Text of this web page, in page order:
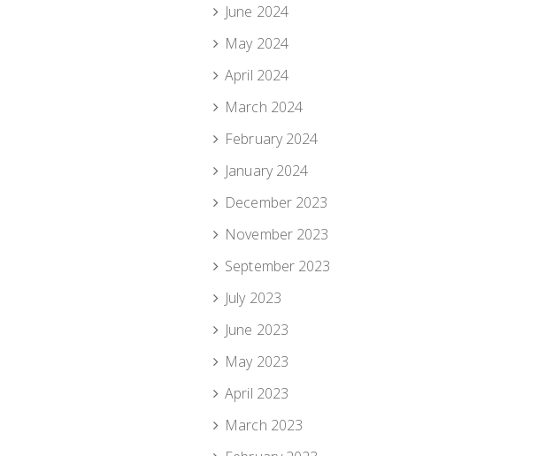
June 2024
May 2024
April 2024
March 2024
February 2024
January 2024
December 2023
November 2023
September 2023
July 2023
June 2023
May 2023
April 2023
March 2023